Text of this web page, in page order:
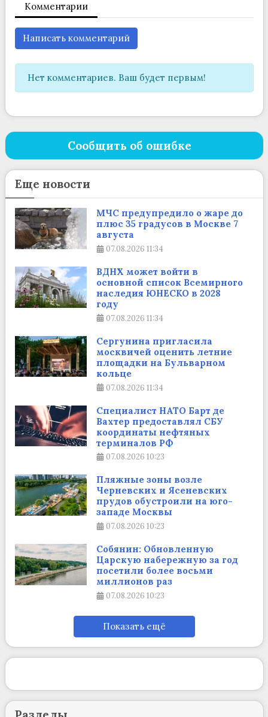
Комментарии
Написать комментарий
Нет комментариев. Ваш будет первым!
Сообщить об ошибке
Еще новости
МЧС предупредило о жаре до
плюс 35 градусов в Москве 7
августа
07.08.2026 11:34
ВДНХ может войти в
основной список Всемирного
наследия ЮНЕСКО в 2028
году
07.08.2026 11:34
Сергунина пригласила
москвичей оценить летние
площадки на Бульварном
кольце
07.08.2026 11:34
Cпециалист НАТО Барт де
Вахтер предоставлял СБУ
координаты нефтяных
терминалов РФ
07.08.2026 10:23
Пляжные зоны возле
Черневских и Ясеневских
прудов обустроили на юго-
западе Москвы
07.08.2026 10:23
Собянин: Обновленную
Царскую набережную за год
посетили более восьми
миллионов раз
07.08.2026 10:23
Показать ещё